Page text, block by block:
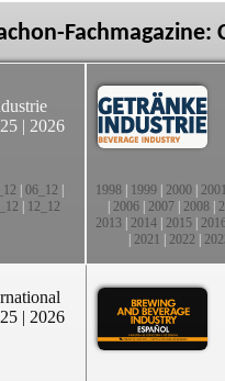
| 2026
06_12
12_12
1998 1999 2000 2001
2006 2007 2008
2013 2014 2015
2021 2022
| 2026